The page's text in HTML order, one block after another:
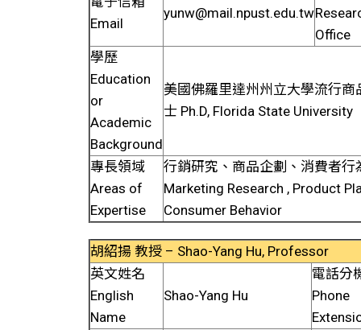
Email
yunw@mail.npust.edu.tw
Office
學歷
Education
or
Academic
Background
美國佛羅里達州州立大學流行商
士 Ph.D, Florida State University
專長領域
Areas of
Expertise
行銷研究、商品企劃、消費者行
Marketing Research , Product
Consumer Behavior
胡紹揚 教授 – Shao-Yang Hu, Professor
英文姓名
English
Name
Shao-Yang Hu
電話分
Phone